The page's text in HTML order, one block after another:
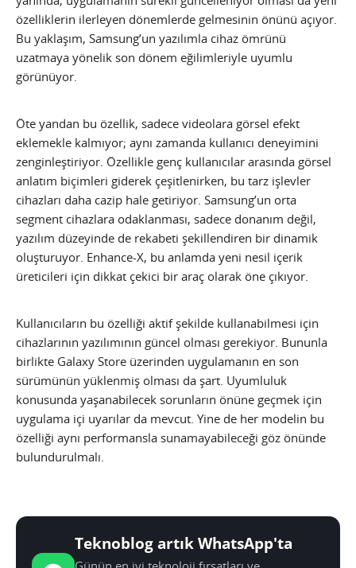
özelliklerin ilerleyen dönemlerde gelmesinin önünü açıyor.
Bu yaklaşım, Samsung’un yazılımla cihaz ömrünü
uzatmaya yönelik son dönem eğilimleriyle uyumlu
görünüyor.
Öte yandan bu özellik, sadece videolara görsel efekt
eklemekle kalmıyor; aynı zamanda kullanıcı deneyimini
zenginleştiriyor. Özellikle genç kullanıcılar arasında görsel
anlatım biçimleri giderek çeşitlenirken, bu tarz işlevler
cihazları daha cazip hale getiriyor. Samsung’un orta
segment cihazlara odaklanması, sadece donanım değil,
yazılım düzeyinde de rekabeti şekillendiren bir dinamik
oluşturuyor. Enhance-X, bu anlamda yeni nesil içerik
üreticileri için dikkat çekici bir araç olarak öne çıkıyor.
Kullanıcıların bu özelliği aktif şekilde kullanabilmesi için
cihazlarının yazılımının güncel olması gerekiyor. Bununla
birlikte Galaxy Store üzerinden uygulamanın en son
sürümünün yüklenmiş olması da şart. Uyumluluk
konusunda yaşanabilecek sorunların önüne geçmek için
uygulama içi uyarılar da mevcut. Yine de her modelin bu
özelliği aynı performansla sunamayabileceği göz önünde
bulundurulmalı.
Teknoblog artık WhatsApp'ta